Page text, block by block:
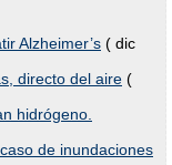
Alzheimer’s ( dic
directo del aire (
hidrógeno.
de inundaciones